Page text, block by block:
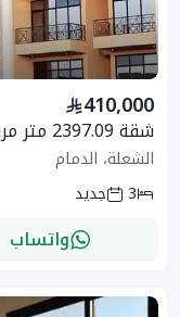
410,000
شقة 2397.09 متر مربع ب 3 غرف
الشعلة، الدمام
3
جديد
واتساب